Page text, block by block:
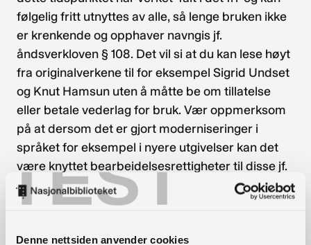
TEST
Denne nettsiden anvender cookies
følgelig fritt utnyttes av alle, så lenge bruken ikke
er krenkende og opphaver navngis jf.
åndsverkloven § 108. Det vil si at du kan lese høyt
fra originalverkene til for eksempel Sigrid Undset
og Knut Hamsun uten å måtte be om tillatelse
eller betale vederlag for bruk. Vær oppmerksom
på at dersom det er gjort moderniseringer i
språket for eksempel i nyere utgivelser kan det
være knyttet bearbeidelsesrettigheter til disse jf.
åndsverkloven § 6. Disse kan ikke utnyttes før 70
år etter utgangen av bearbeiderens død.
Fribrukshjemmel